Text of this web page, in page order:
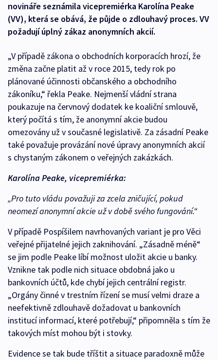
novináře seznámila vicepremiérka Karolína Peake
(VV), která se obává, že půjde o zdlouhavý proces. VV
požadují úplný zákaz anonymních akcií.
„V případě zákona o obchodních korporacích hrozí, že
změna začne platit až v roce 2015, tedy rok po
plánované účinnosti občanského a obchodního
zákoníku,“ řekla Peake. Nejmenší vládní strana
poukazuje na červnový dodatek ke koaliční smlouvě,
který počítá s tím, že anonymní akcie budou
omezovány už v současné legislativě. Za zásadní Peake
také považuje provázání nové úpravy anonymních akcií
s chystaným zákonem o veřejných zakázkách.
Karolína Peake, vicepremiérka:
„Pro tuto vládu považuji za zcela zničující, pokud
neomezí anonymní akcie už v době svého fungování.“
V případě Pospíšilem navrhovaných variant je pro Věci
veřejné přijatelné jejich zaknihování. „Zásadně méně“
se jim podle Peake líbí možnost uložit akcie u banky.
Vznikne tak podle nich situace obdobná jako u
bankovních účtů, kde chybí jejich centrální registr.
„Orgány činné v trestním řízení se musí velmi draze a
neefektivně zdlouhavě dožadovat u bankovních
institucí informací, které potřebují,“ připomněla s tím že
takových míst mohou být i stovky.
Evidence se tak bude tříštit a situace paradoxně může